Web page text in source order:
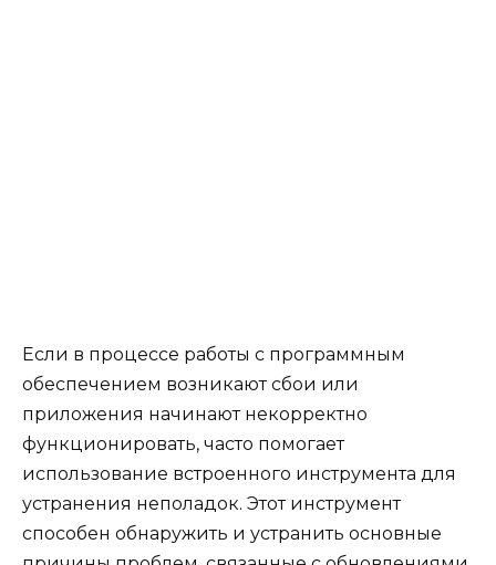
Если в процессе работы с программным
обеспечением возникают сбои или
приложения начинают некорректно
функционировать, часто помогает
использование встроенного инструмента для
устранения неполадок. Этот инструмент
способен обнаружить и устранить основные